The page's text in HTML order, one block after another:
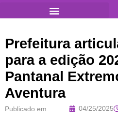
Prefeitura
para a edição
Pantanal
Aventura
Publicado em 04/25/2025